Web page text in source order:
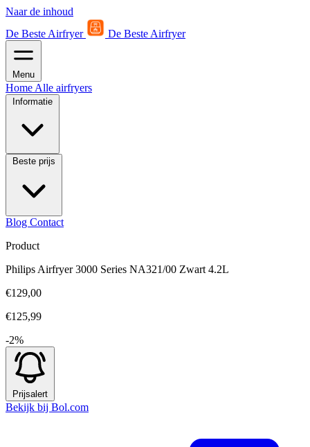
Naar de inhoud
De Beste Airfryer
De Beste Airfryer
Menu
Home Alle airfryers
Informatie
Beste prijs
Blog Contact
Product
Philips Airfryer 3000 Series NA321/00 Zwart 4.2L
€129,00
€125,99
-2%
Prijsalert
Bekijk bij Bol.com